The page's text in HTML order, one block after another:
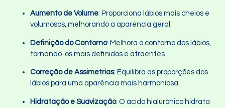
Aumento de Volume: Proporciona lábios mais cheios e
volumosos, melhorando a aparência geral.
Definição do Contorno: Melhora o contorno dos lábios,
tornando-os mais definidos e atraentes.
Correção de Assimetrias: Equilibra as proporções dos
lábios para uma aparência mais harmoniosa.
Hidratação e Suavização: O ácido hialurônico hidrata